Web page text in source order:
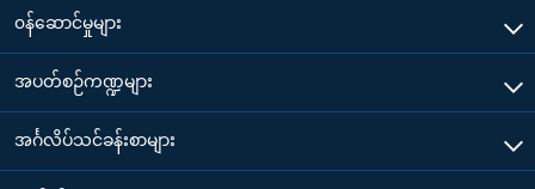
၀န်ဆောင်မှုများ
အပတ်စဉ်ကဏ္ဍများ
အင်္ဂလိပ်သင်ခန်းစာများ